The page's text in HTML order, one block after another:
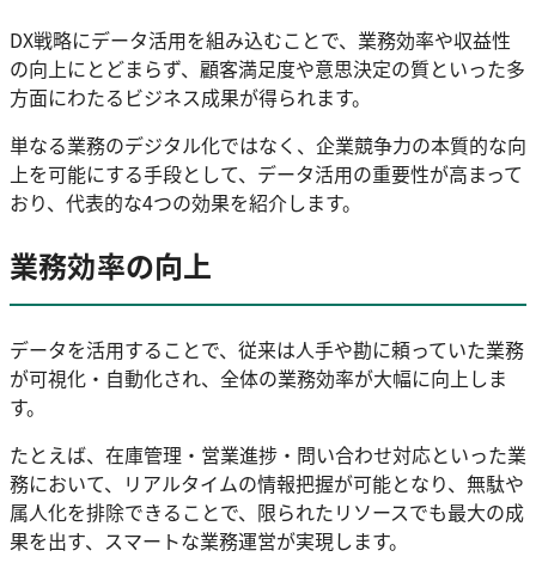
DX戦略にデータ活用を組み込むことで、業務効率や収益性
の向上にとどまらず、顧客満足度や意思決定の質といった多
方面にわたるビジネス成果が得られます。
単なる業務のデジタル化ではなく、企業競争力の本質的な向
上を可能にする手段として、データ活用の重要性が高まって
おり、代表的な4つの効果を紹介します。
業務効率の向上
データを活用することで、従来は人手や勘に頼っていた業務
が可視化・自動化され、全体の業務効率が大幅に向上しま
す。
たとえば、在庫管理・営業進捗・問い合わせ対応といった業
務において、リアルタイムの情報把握が可能となり、無駄や
属人化を排除できることで、限られたリソースでも最大の成
果を出す、スマートな業務運営が実現します。